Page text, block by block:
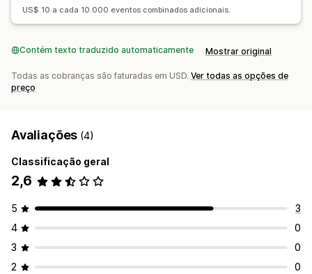
Elementos visuais e relatórios
Painel de controle de análises
US$ 10 a cada 10.000 eventos combinados adicionais.
Contém texto traduzido automaticamente Mostrar original
Todas as cobranças são faturadas em USD. Ver todas as opções de
preço
Avaliações (4)
Classificação geral
2,6
5
3
4
0
3
0
2
0